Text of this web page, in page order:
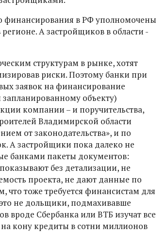
финансирования в РФ уполномочены
А застройщиков в области -
структурам в рынке, хотят
риски. Поэтому банки при
заявок на финансирование
объекту)
компании – и поручительства,
Владимирской области
от законодательства», и по
А застройщики пока далеко не
банками пакеты документов:
без детализации, не
проекта, не дают данные по
что тоже требуется финансистам для
не дольщики, подмахивавше
вроде Сбербанка или ВТБ изучат все
кону кредиты в сотни миллионов